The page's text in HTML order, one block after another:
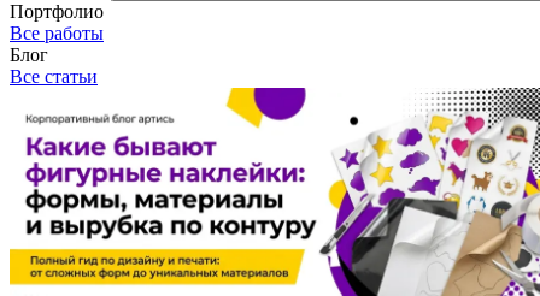
Портфолио
Все работы
Блог
Все статьи